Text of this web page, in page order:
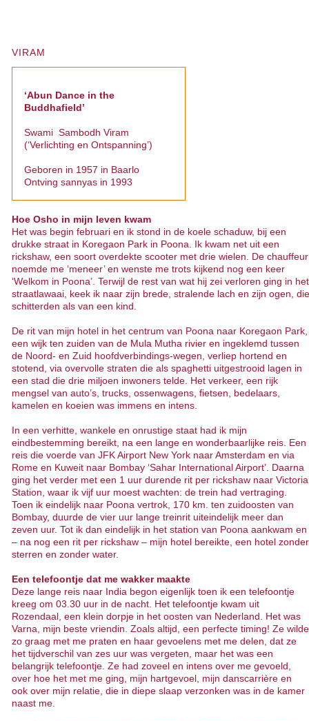
VIRAM
‘Abun Dance in the
Buddhafield’
Swami Sambodh Viram
(‘Verlichting en Ontspanning’)
Geboren in 1957 in Baarlo
Ontving sannyas in 1993
Hoe Osho in mijn leven kwam
Het was begin februari en ik stond in de koele schaduw, bij een
drukke straat in Koregaon Park in Poona. Ik kwam net uit een
rickshaw, een soort overdekte scooter met drie wielen. De chauffeur
noemde me ‘meneer’ en wenste me trots kijkend nog een keer
‘Welkom in Poona’. Terwijl de rest van wat hij zei verloren ging in het
straatlawaai, keek ik naar zijn brede, stralende lach en zijn ogen, die
schitterden als van een kind.
De rit van mijn hotel in het centrum van Poona naar Koregaon Park,
een wijk ten zuiden van de Mula Mutha rivier en ingeklemd tussen
de Noord- en Zuid hoofdverbindings-wegen, verliep hortend en
stotend, via overvolle straten die als spaghetti uitgestrooid lagen in
een stad die drie miljoen inwoners telde. Het verkeer, een rijk
mengsel van auto’s, trucks, ossenwagens, fietsen, bedelaars,
kamelen en koeien was immens en intens.
In een verhitte, wankele en onrustige staat had ik mijn
eindbestemming bereikt, na een lange en wonderbaarlijke reis. Een
reis die voerde van JFK Airport New York naar Amsterdam en via
Rome en Kuweit naar Bombay ‘Sahar International Airport’. Daarna
ging het verder met een 1 uur durende rit per rickshaw naar Victoria
Station, waar ik vijf uur moest wachten: de trein had vertraging.
Toen ik eindelijk naar Poona vertrok, 170 km. ten zuidoosten van
Bombay, duurde de vier uur lange treinrit uiteindelijk meer dan
zeven uur. Tot ik dan eindelijk in het station van Poona aankwam en
– na nog een rit per rickshaw – mijn hotel bereikte, een hotel zonder
sterren en zonder water.
Een telefoontje dat me wakker maakte
Deze lange reis naar India begon eigenlijk toen ik een telefoontje
kreeg om 03.30 uur in de nacht. Het telefoontje kwam uit
Rozendaal, een klein dorpje in het oosten van Nederland. Het was
Varna, mijn beste vriendin. Zoals altijd, een perfecte timing! Ze wilde
zo graag met me praten en haar gevoelens met me delen, dat ze
het tijdverschil van zes uur was vergeten, maar het was een
belangrijk telefoontje. Ze had zoveel en intens over me gevoeld,
over hoe het met me ging, mijn hartgevoel, mijn danscarrière en
ook over mijn relatie, die in diepe slaap verzonken was in de kamer
naast me.